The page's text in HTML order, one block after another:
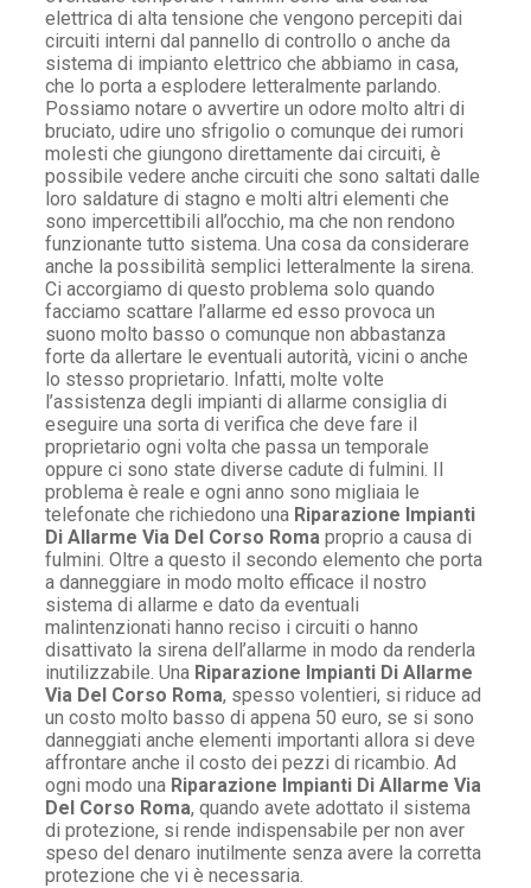
elettrica di alta tensione che vengono percepiti dai
circuiti interni dal pannello di controllo o anche da
sistema di impianto elettrico che abbiamo in casa,
che lo porta a esplodere letteralmente parlando.
Possiamo notare o avvertire un odore molto altri di
bruciato, udire uno sfrigolio o comunque dei rumori
molesti che giungono direttamente dai circuiti, è
possibile vedere anche circuiti che sono saltati dalle
loro saldature di stagno e molti altri elementi che
sono impercettibili all’occhio, ma che non rendono
funzionante tutto sistema. Una cosa da considerare
anche la possibilità semplici letteralmente la sirena.
Ci accorgiamo di questo problema solo quando
facciamo scattare l’allarme ed esso provoca un
suono molto basso o comunque non abbastanza
forte da allertare le eventuali autorità, vicini o anche
lo stesso proprietario. Infatti, molte volte
l’assistenza degli impianti di allarme consiglia di
eseguire una sorta di verifica che deve fare il
proprietario ogni volta che passa un temporale
oppure ci sono state diverse cadute di fulmini. Il
problema è reale e ogni anno sono migliaia le
telefonate che richiedono una Riparazione Impianti
Di Allarme Via Del Corso Roma proprio a causa di
fulmini. Oltre a questo il secondo elemento che porta
a danneggiare in modo molto efficace il nostro
sistema di allarme e dato da eventuali
malintenzionati hanno reciso i circuiti o hanno
disattivato la sirena dell’allarme in modo da renderla
inutilizzabile. Una Riparazione Impianti Di Allarme
Via Del Corso Roma, spesso volentieri, si riduce ad
un costo molto basso di appena 50 euro, se si sono
danneggiati anche elementi importanti allora si deve
affrontare anche il costo dei pezzi di ricambio. Ad
ogni modo una Riparazione Impianti Di Allarme Via
Del Corso Roma, quando avete adottato il sistema
di protezione, si rende indispensabile per non aver
speso del denaro inutilmente senza avere la corretta
protezione che vi è necessaria.